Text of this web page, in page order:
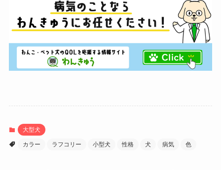
大型犬
カラー ラフコリー 小型犬 性格 犬 病気 色